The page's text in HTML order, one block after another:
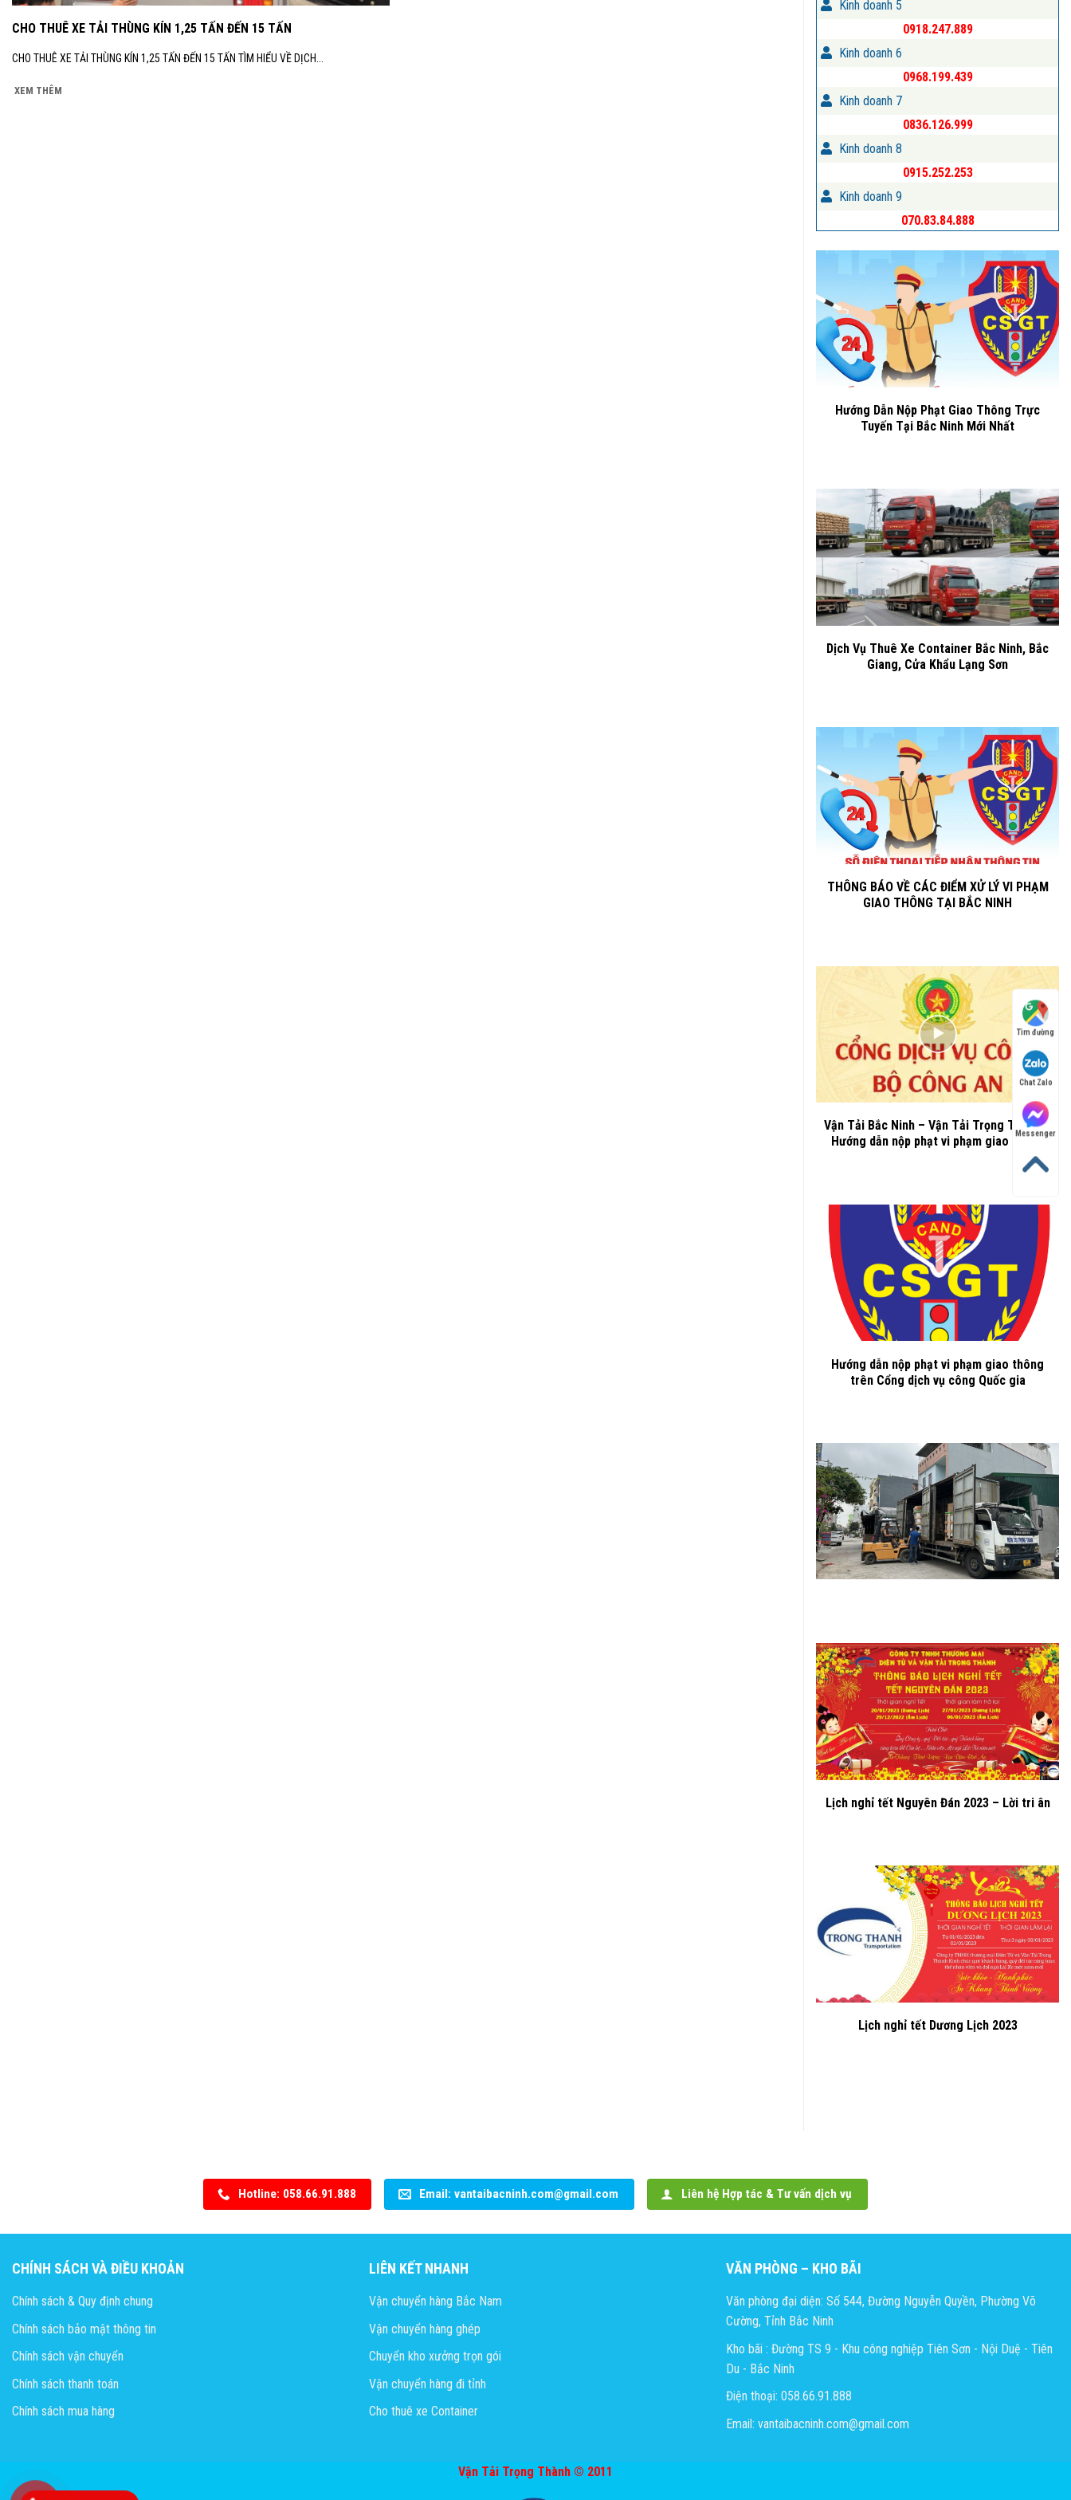
CHO THUÊ XE TẢI THÙNG KÍN 1,25 TẤN ĐẾN 15 TẤN
CHO THUÊ XE TẢI THÙNG KÍN 1,25 TẤN ĐẾN 15 TẤN TÌM HIỂU VỀ DỊCH...
XEM THÊM
Kinh doanh 5
0918.247.889
Kinh doanh 6
0968.199.439
Kinh doanh 7
0836.126.999
Kinh doanh 8
0915.252.253
Kinh doanh 9
070.83.84.888
Hướng Dẫn Nộp Phạt Giao Thông Trực
Tuyến Tại Bắc Ninh Mới Nhất
Dịch Vụ Thuê Xe Container Bắc Ninh, Bắc
Giang, Cửa Khẩu Lạng Sơn
THÔNG BÁO VỀ CÁC ĐIỂM XỬ LÝ VI PHẠM
GIAO THÔNG TẠI BẮC NINH
Vận Tải Bắc Ninh – Vận Tải Trọng Thành –
Hướng dẫn nộp phạt vi phạm giao thông
Hướng dẫn nộp phạt vi phạm giao thông
trên Cổng dịch vụ công Quốc gia
Lịch nghỉ tết Nguyên Đán 2023 – Lời tri ân
Lịch nghỉ tết Dương Lịch 2023
Hotline: 058.66.91.888 Email: vantaibacninh.com@gmail.com Liên hệ Hợp tác & Tư vấn dịch vụ
CHÍNH SÁCH VÀ ĐIỀU KHOẢN
Chính sách & Quy định chung
Chính sách bảo mật thông tin
Chính sách vận chuyển
Chính sách thanh toán
Chính sách mua hàng
LIÊN KẾT NHANH
Vận chuyển hàng Bắc Nam
Vận chuyển hàng ghép
Chuyển kho xưởng trọn gói
Vận chuyển hàng đi tỉnh
Cho thuê xe Container
VĂN PHÒNG – KHO BÃI
Văn phòng đại diện: Số 544, Đường Nguyễn Quyền, Phường Võ
Cường, Tỉnh Bắc Ninh
Kho bãi : Đường TS 9 - Khu công nghiệp Tiên Sơn - Nội Duệ - Tiên
Du - Bắc Ninh
Điện thoại: 058.66.91.888
Email: vantaibacninh.com@gmail.com
Vận Tải Trọng Thành © 2011
Tìm đường
Chat Zalo
Messenger